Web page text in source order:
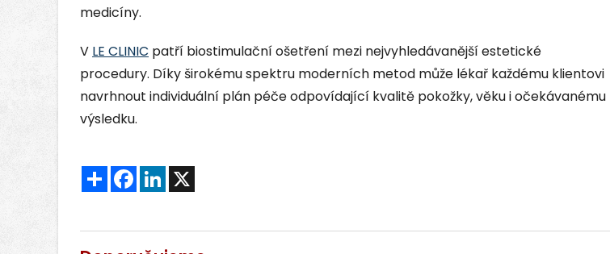
medicíny.
V LE CLINIC patří biostimulační ošetření mezi nejvyhledávanější estetické
procedury. Díky širokému spektru moderních metod může lékař každému klientovi
navrhnout individuální plán péče odpovídající kvalitě pokožky, věku i očekávanému
výsledku.
Sdílet FacebookLinkedIn